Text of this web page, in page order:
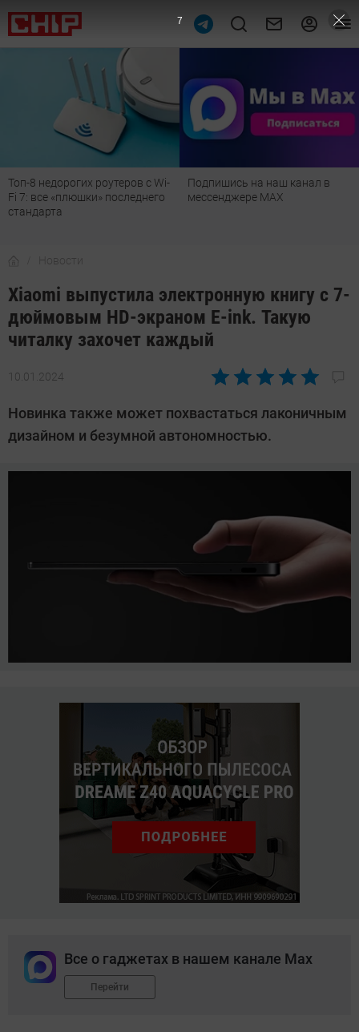
Подпишись на наш канал в
мессенджере МАХ
Рейтинг телевизоров 2026:
лучшие модели для гостиной,
Новости
Xiaomi выпустила электронную книгу с 7-
дюймовым HD-экраном E-ink. Такую
читалку захочет каждый
10.01.2024
Автор:
Довлатова
Новинка также может похвастаться лаконичным
дизайном и безумной автономностью.
Все о гаджетах в нашем канале Max
Перейти
6